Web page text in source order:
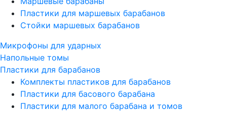
Пластики для маршевых барабанов
Стойки маршевых барабанов
Микрофоны для ударных
Напольные томы
Пластики для барабанов
Комплекты пластиков для барабанов
Пластики для басового барабана
Пластики для малого барабана и томов